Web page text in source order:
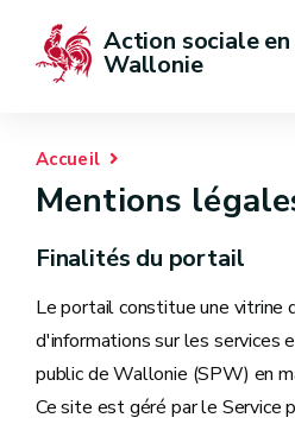
Action sociale en
Wallonie
Accueil
Mentions
Finalités du portail
Le portail constitue une vitrine
d'informations sur les services
public de Wallonie (SPW) en
Ce site est géré par le Service